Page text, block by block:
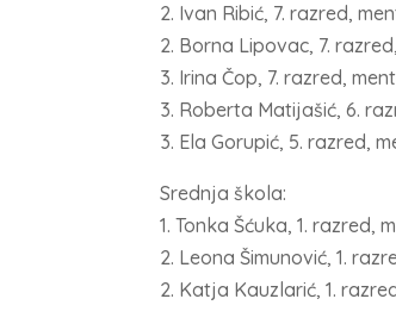
2. Ivan Ribić, 7. razred,
2. Borna Lipovac, 7.
3. Irina Čop, 7. razred,
3. Roberta Matijašić, 6.
3. Ela Gorupić, 5. razred,
Srednja škola:
1. Tonka Šćuka, 1. razred,
2. Leona Šimunović, 1.
2. Katja Kauzlarić, 1.